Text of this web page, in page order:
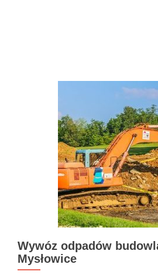
Wywóz odpadów
Mysłowice